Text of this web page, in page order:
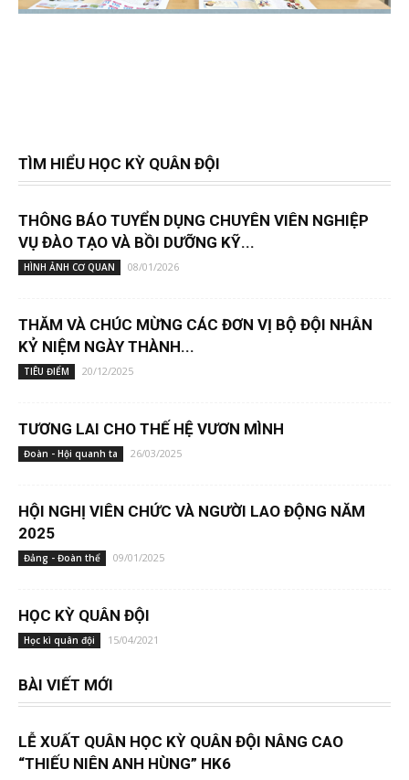
TÌM HIỂU HỌC KỲ QUÂN ĐỘI
THÔNG BÁO TUYỂN DỤNG CHUYÊN VIÊN NGHIỆP
VỤ ĐÀO TẠO VÀ BỒI DƯỠNG KỸ...
HÌNH ẢNH CƠ QUAN 08/01/2026
THĂM VÀ CHÚC MỪNG CÁC ĐƠN VỊ BỘ ĐỘI NHÂN
KỶ NIỆM NGÀY THÀNH...
TIÊU ĐIỂM 20/12/2025
TƯƠNG LAI CHO THẾ HỆ VƯƠN MÌNH
Đoàn - Hội quanh ta 26/03/2025
HỘI NGHỊ VIÊN CHỨC VÀ NGƯỜI LAO ĐỘNG NĂM
2025
Đảng - Đoàn thể 09/01/2025
HỌC KỲ QUÂN ĐỘI
Học kì quân đội 15/04/2021
BÀI VIẾT MỚI
LỄ XUẤT QUÂN HỌC KỲ QUÂN ĐỘI NÂNG CAO
“THIẾU NIÊN ANH HÙNG” HK6